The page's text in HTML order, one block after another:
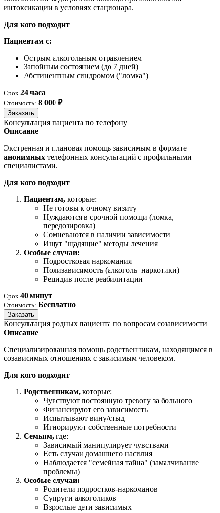
интоксикации в условиях стационара.
Для кого подходит
Пациентам с:
Острым алкогольным отравлением
Запойным состоянием (до 7 дней)
Абстинентным синдромом ("ломка")
Срок 24 часа
Стоимость: 8 000 ₽
Заказать
Консультация пациента по телефону
Описание
Экстренная и плановая помощь зависимым в формате
анонимных телефонных консультаций с профильными
специалистами.
Для кого подходит
Пациентам, которые:
Не готовы к очному визиту
Нуждаются в срочной помощи (ломка,
передозировка)
Сомневаются в наличии зависимости
Ищут "щадящие" методы лечения
Особые случаи:
Подростковая наркомания
Полизависимость (алкоголь+наркотики)
Рецидив после реабилитации
Срок 40 минут
Стоимость: Бесплатно
Заказать
Консультация родных пациента по вопросам созависимости
Описание
Специализированная помощь родственникам, находящимся в
созависимых отношениях с зависимым человеком.
Для кого подходит
Родственникам, которые:
Чувствуют постоянную тревогу за больного
Финансируют его зависимость
Испытывают вину/стыд
Игнорируют собственные потребности
Семьям, где:
Зависимый манипулирует чувствами
Есть случаи домашнего насилия
Наблюдается "семейная тайна" (замалчивание
проблемы)
Особые случаи:
Родители подростков-наркоманов
Супруги алкоголиков
Взрослые дети зависимых